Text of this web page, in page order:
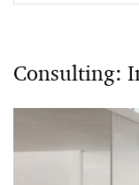
Consulting: